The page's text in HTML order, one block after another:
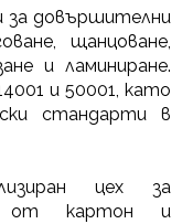
за довършителни
щанцоване,
и ламиниране.
и 50001, като
стандарти в
цех за
от картон и